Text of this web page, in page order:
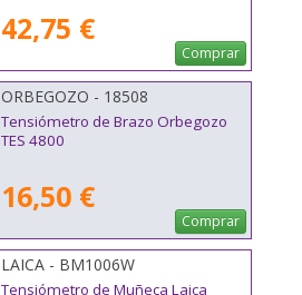
42,75 €
Comprar
ORBEGOZO - 18508
Tensiómetro de Brazo Orbegozo
TES 4800
16,50 €
Comprar
LAICA - BM1006W
Tensiómetro de Muñeca Laica